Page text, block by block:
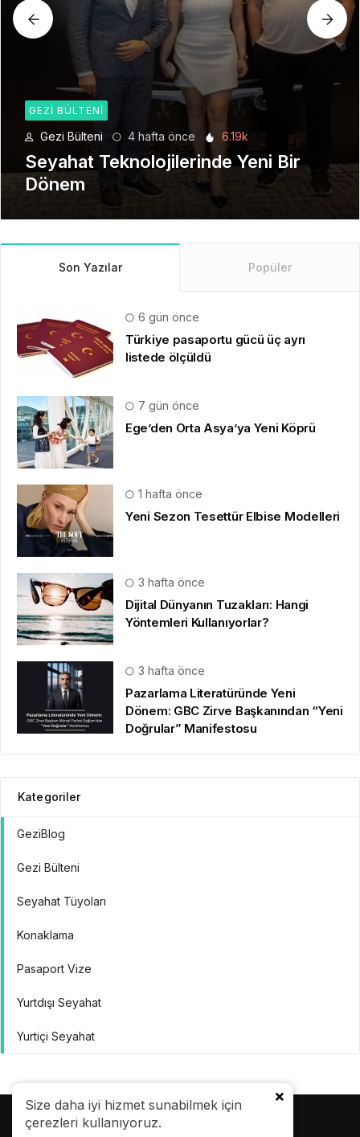
Size daha iyi hizmet sunabilmek için
çerezleri kullanıyoruz.
GEZI BÜLTENI
Gezi Bülteni 1 ay önce 8.94k
Manevi Yolculukta Yeni Dönem
Son Yazılar Popüler
6 gün önce
Türkiye pasaportu gücü üç ayrı
listede ölçüldü
7 gün önce
Ege’den Orta Asya’ya Yeni Köprü
1 hafta önce
Yeni Sezon Tesettür Elbise Modelleri
3 hafta önce
Dijital Dünyanın Tuzakları: Hangi
Yöntemleri Kullanıyorlar?
3 hafta önce
Pazarlama Literatüründe Yeni
Dönem: GBC Zirve Başkanından “Yeni
Doğrular” Manifestosu
Kategoriler
GeziBlog
Gezi Bülteni
Seyahat Tüyoları
Konaklama
Pasaport Vize
Yurtdışı Seyahat
Yurtiçi Seyahat